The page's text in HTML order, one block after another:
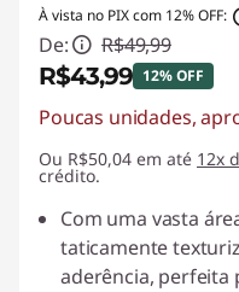
À vista no PIX com 12% OFF:
De: R$49,99
R$43,99 12% OFF
Economias
Poucas unidades,
Ou R$50,04 em até 12x
crédito.
Com uma vasta
taticamente
aderência, perfeita